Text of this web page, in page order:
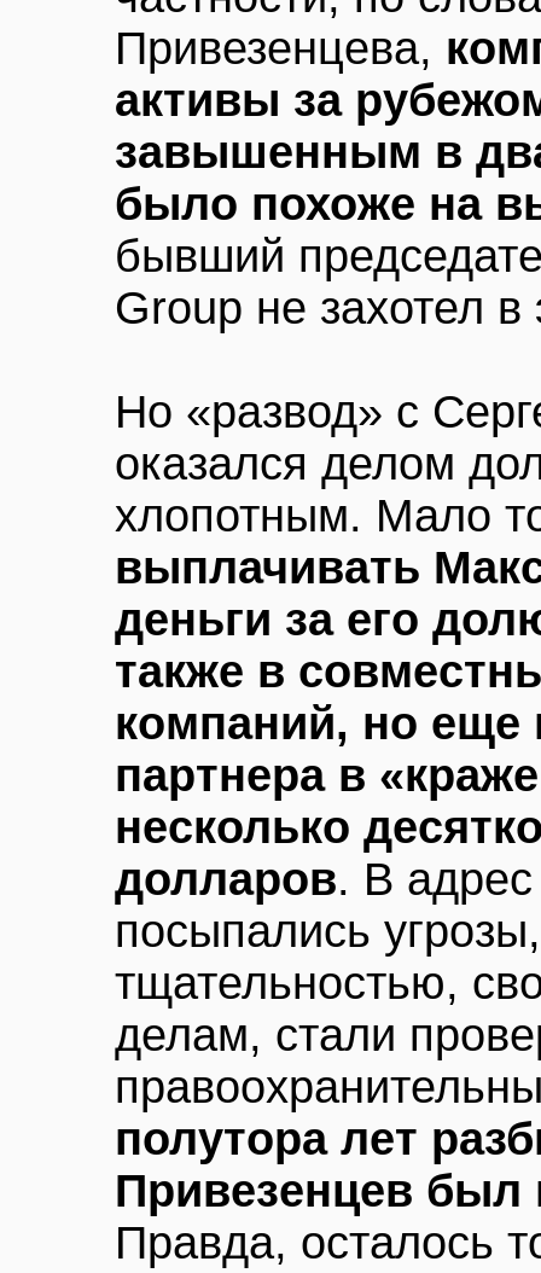
Привезенцева,
активы за
завышенным в
было похоже на
бывший
Group не захотел в
Но «развод» с
оказался делом
хлопотным. Мало
выплачивать
деньги за его
также в
компаний, но еще
партнера в
несколько
долларов. В
посыпались
тщательностью,
делам, стали
полутора лет
Привезенцев
Правда, осталось